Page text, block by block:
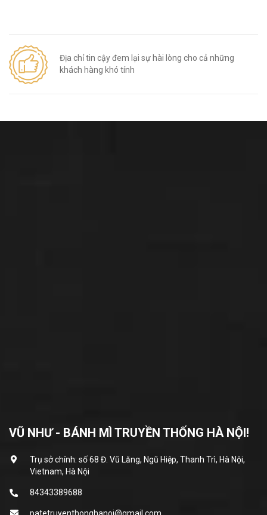
Địa chỉ tin cậy đem lại sự hài lòng cho cả những
khách hàng khó tính
VŨ NHƯ - BÁNH MÌ TRUYỀN THỐNG HÀ NỘI!
Trụ sở chính: số 68 Đ. Vũ Lăng, Ngũ Hiệp, Thanh Trì, Hà Nội,
Vietnam, Hà Nội
84343389688